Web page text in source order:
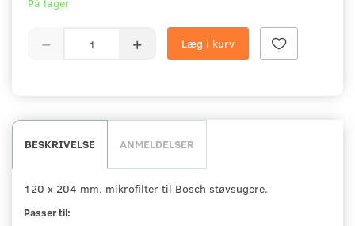
Læg i kurv
BESKRIVELSE ANMELDELSER
120 x 204 mm. mikrofilter til Bosch støvsugere.
Passer til: